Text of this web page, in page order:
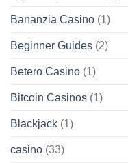
Bananzia Casino (1)
Beginner Guides (2)
Betero Casino (1)
Bitcoin Casinos (1)
Blackjack (1)
casino (33)